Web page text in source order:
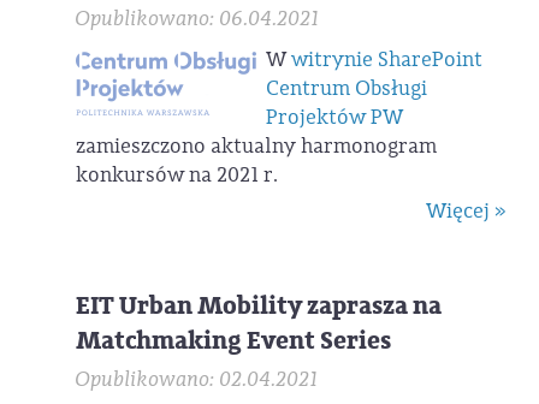
Opublikowano: 06.04.2021
Wwitrynie SharePoint
Centrum Obsługi
Projektów PW
zamieszczono aktualny harmonogram
konkursów na 2021 r.
Więcej »
EIT Urban Mobility zaprasza na
Matchmaking Event Series
Opublikowano: 02.04.2021